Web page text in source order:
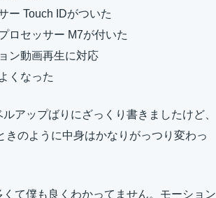
ー Touch IDがついた
ロセッサー M7が付いた
ン動画再生に対応
くなった
アップばりにざっくり書きましたけど、
きのように中身はかなりがっつり変わっ
て僕も良くわかってません。モーション